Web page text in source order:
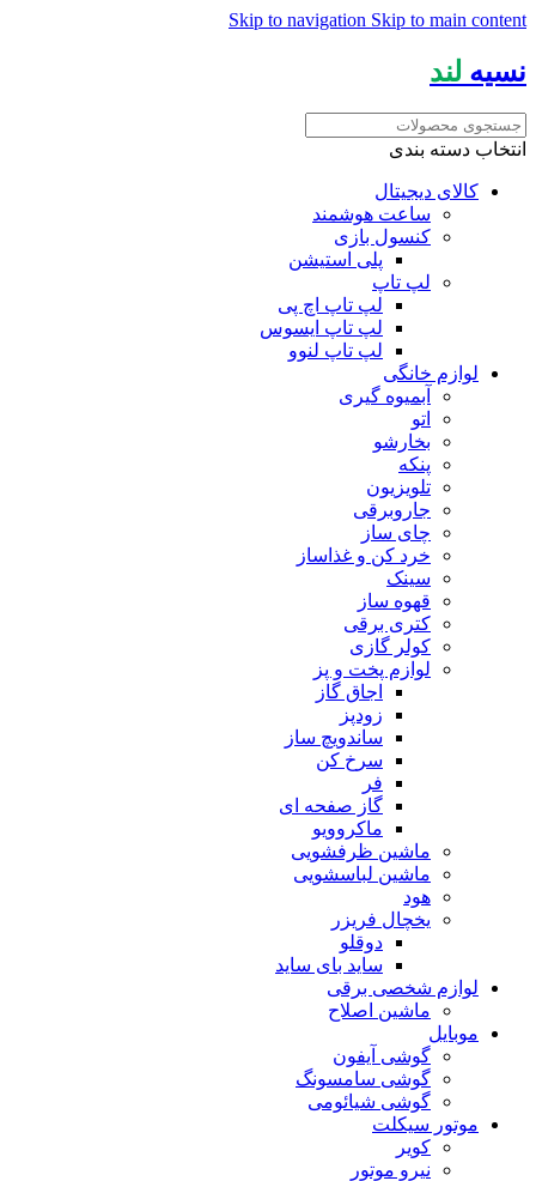
Skip to navigation Skip to main content
نسیه لند
انتخاب دسته بندی
کالای دیجیتال
ساعت هوشمند
کنسول بازی
پلی استیشن
لپ تاپ
لپ تاپ اچ پی
لپ تاپ ایسوس
لپ تاپ لنوو
لوازم خانگی
آبمیوه گیری
اتو
بخارشو
پنکه
تلویزیون
جاروبرقی
چای ساز
خرد کن و غذاساز
سینک
قهوه ساز
کتری برقی
کولر گازی
لوازم پخت و پز
اجاق گاز
زودپز
ساندویچ ساز
سرخ کن
فر
گاز صفحه ای
ماکروویو
ماشین ظرفشویی
ماشین لباسشویی
هود
یخچال فریزر
دوقلو
ساید بای ساید
لوازم شخصی برقی
ماشین اصلاح
موبایل
گوشی آیفون
گوشی سامسونگ
گوشی شیائومی
موتور سیکلت
کویر
نیرو موتور